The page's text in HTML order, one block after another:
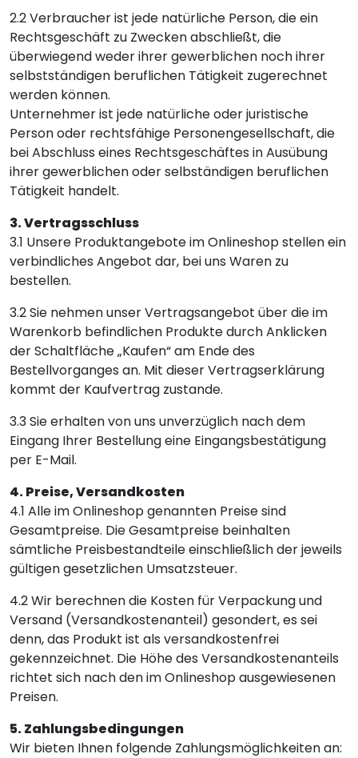
2.2 Verbraucher ist jede natürliche Person, die ein
Rechtsgeschäft zu Zwecken abschließt, die
überwiegend weder ihrer gewerblichen noch ihrer
selbstständigen beruflichen Tätigkeit zugerechnet
werden können.
Unternehmer ist jede natürliche oder juristische
Person oder rechtsfähige Personengesellschaft, die
bei Abschluss eines Rechtsgeschäftes in Ausübung
ihrer gewerblichen oder selbständigen beruflichen
Tätigkeit handelt.
3. Vertragsschluss
3.1 Unsere Produktangebote im Onlineshop stellen ein
verbindliches Angebot dar, bei uns Waren zu
bestellen.
3.2 Sie nehmen unser Vertragsangebot über die im
Warenkorb befindlichen Produkte durch Anklicken
der Schaltfläche „Kaufen“ am Ende des
Bestellvorganges an. Mit dieser Vertragserklärung
kommt der Kaufvertrag zustande.
3.3 Sie erhalten von uns unverzüglich nach dem
Eingang Ihrer Bestellung eine Eingangsbestätigung
per E-Mail.
4. Preise, Versandkosten
4.1 Alle im Onlineshop genannten Preise sind
Gesamtpreise. Die Gesamtpreise beinhalten
sämtliche Preisbestandteile einschließlich der jeweils
gültigen gesetzlichen Umsatzsteuer.
4.2 Wir berechnen die Kosten für Verpackung und
Versand (Versandkostenanteil) gesondert, es sei
denn, das Produkt ist als versandkostenfrei
gekennzeichnet. Die Höhe des Versandkostenanteils
richtet sich nach den im Onlineshop ausgewiesenen
Preisen.
5. Zahlungsbedingungen
Wir bieten Ihnen folgende Zahlungsmöglichkeiten an: